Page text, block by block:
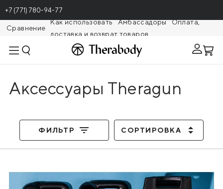
+7 (771) 780-94-77
Сравнение
Как использовать Амбассадоры
Оплата,
доставка и возврат товаров
Аксессуары Theragun
ФИЛЬТР СОРТИРОВКА